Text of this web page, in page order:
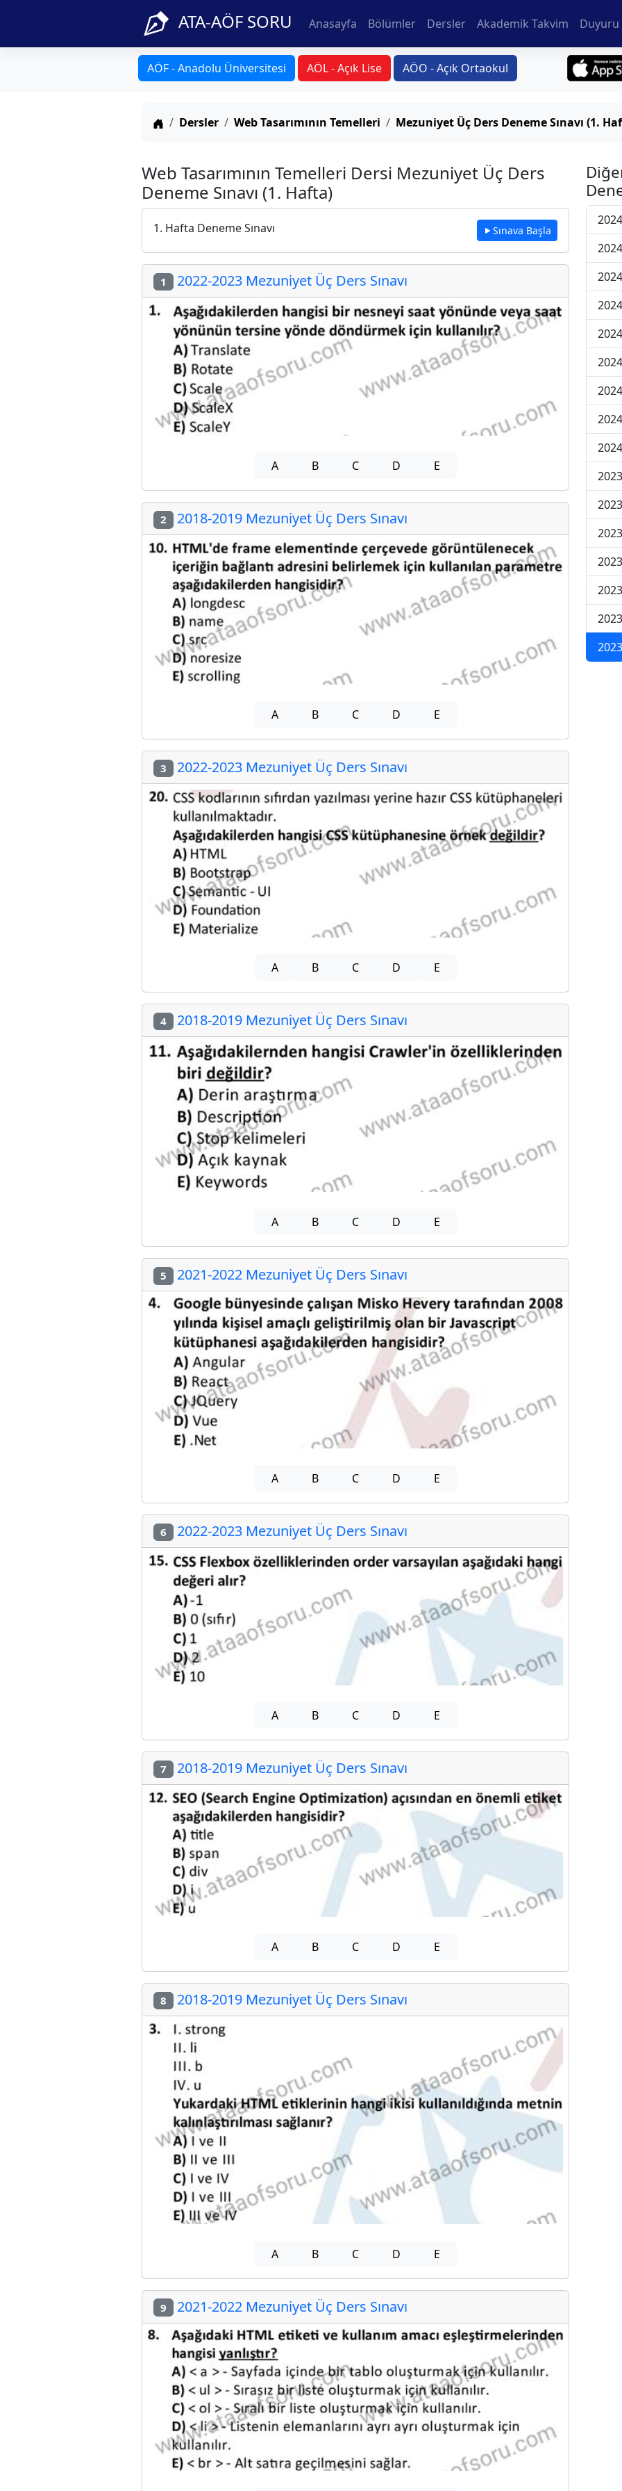
ATA-AÖF SORU Anasayfa Bölümler Dersler Akademik Takvim Duyuru
AÖF - Anadolu Üniversitesi AÖL - Açık Lise AÖO - Açık Ortaokul
Anasayfa
Dersler Web Tasarımının Temelleri Mezuniyet Üç Ders Deneme Sınavı (1.
Web Tasarımının Temelleri Dersi Mezuniyet Üç Ders
Deneme Sınavı (1. Hafta)
1. Hafta Deneme Sınavı Sınava Başla
1 2022-2023 Mezuniyet Üç Ders Sınavı
A B C D E
2 2018-2019 Mezuniyet Üç Ders Sınavı
A B C D E
3 2022-2023 Mezuniyet Üç Ders Sınavı
A B C D E
4 2018-2019 Mezuniyet Üç Ders Sınavı
A B C D E
5 2021-2022 Mezuniyet Üç Ders Sınavı
A B C D E
6 2022-2023 Mezuniyet Üç Ders Sınavı
A B C D E
7 2018-2019 Mezuniyet Üç Ders Sınavı
A B C D E
8 2018-2019 Mezuniyet Üç Ders Sınavı
A B C D E
9 2021-2022 Mezuniyet Üç Ders Sınavı